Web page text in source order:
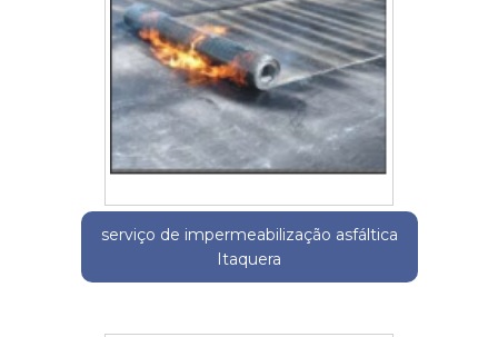
serviço de impermeabilização asfáltica
Itaquera